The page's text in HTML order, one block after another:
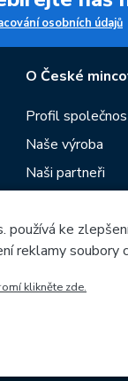
osobních údajů
O České
Profil
Naše výroba
Naši partneři
Zprávy
Ke stažení
Archiv ražeb
používá ke
reklamy
klikněte zde.